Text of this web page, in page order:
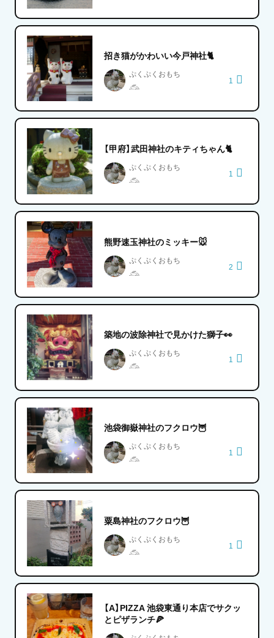
招き猫がかわいい今戸神社🐈
ぷくぷくおもち
𓃹
1
【甲府】武田神社のキティちゃん🐈
ぷくぷくおもち
𓃹
1
熊野速玉神社のミッキー🐭
ぷくぷくおもち
𓃹
2
築地の波除神社で見かけた獅子👀
ぷくぷくおもち
𓃹
1
池袋御嶽神社のフクロウ🦉
ぷくぷくおもち
𓃹
1
粟島神社のフクロウ🦉
ぷくぷくおもち
𓃹
1
【A】PIZZA 池袋東通り本店でサクッ
とピザランチ🍕